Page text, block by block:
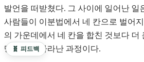
발언을 떠받쳤다. 그 사이에 일어난 일
사람들이 이분법에서 네 칸으로 벌어
의 가운데에서 네 칸을 합친 것보다 더
덩어리가 자라난 과정이다.
🧬 피드백